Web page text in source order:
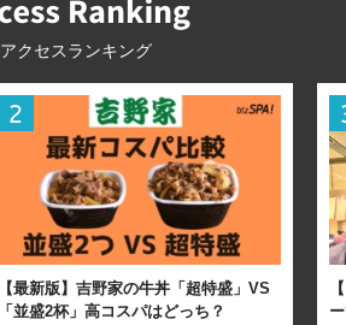
アクセスランキング
【最新版】吉野家の牛丼「超特盛」VS
「並盛2杯」高コスパはどっち？